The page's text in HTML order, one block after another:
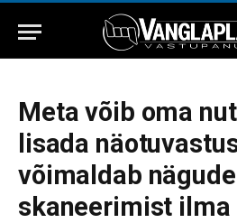
Meta võib oma
lisada
võimaldab nägude
skaneerimist ilma